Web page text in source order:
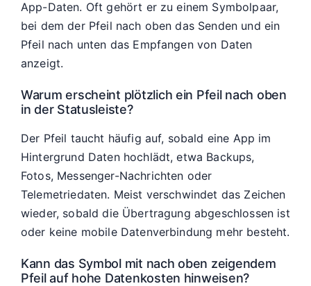
App-Daten. Oft gehört er zu einem Symbolpaar,
bei dem der Pfeil nach oben das Senden und ein
Pfeil nach unten das Empfangen von Daten
anzeigt.
Warum erscheint plötzlich ein Pfeil nach oben
in der Statusleiste?
Der Pfeil taucht häufig auf, sobald eine App im
Hintergrund Daten hochlädt, etwa Backups,
Fotos, Messenger-Nachrichten oder
Telemetriedaten. Meist verschwindet das Zeichen
wieder, sobald die Übertragung abgeschlossen ist
oder keine mobile Datenverbindung mehr besteht.
Kann das Symbol mit nach oben zeigendem
Pfeil auf hohe Datenkosten hinweisen?